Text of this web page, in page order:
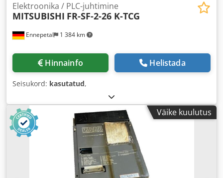
Ennepetal 1 384 km
Elektroonika / PLC-juhtimine
MITSUBISHI FR-SF-2-26 K-TCG
Hinnainfo Helistada
Seisukord: kasutatud,
Väike kuulutus